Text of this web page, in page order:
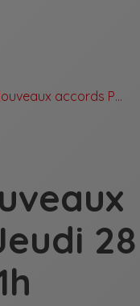
Webinaire | Nouveaux accords PPH | Jeudi 28 avril de 10h à 11h
28